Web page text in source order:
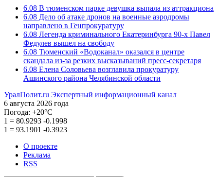
6.08 В тюменском парке девушка выпала из аттракциона
6.08 Дело об атаке дронов на военные аэродромы
направлено в Генпрокуратуру
6.08 Легенда криминального Екатеринбурга 90-х Павел
Федулев вышел на свободу
6.08 Тюменский «Водоканал» оказался в центре
скандала из-за резких высказываний пресс-секретаря
6.08 Елена Соловьева возглавила прокуратуру
Ашинского района Челябинской области
УралПолит.ru Экспертный информационный канал
6 августа 2026 года
Погода: +20°С
1 = 80.9293 -0.1998
1 = 93.1901 -0.3923
О проекте
Реклама
RSS